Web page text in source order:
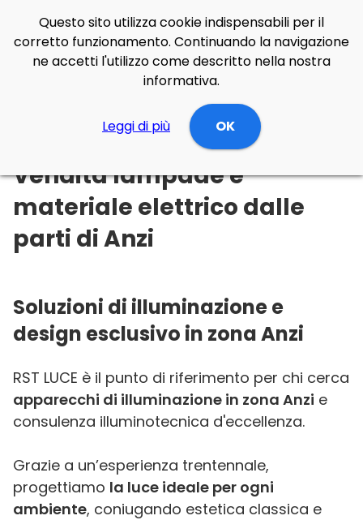
Illuminazione Online Basilicata Potenza
Vendita lampade e
materiale elettrico dalle
parti di Anzi
Soluzioni di illuminazione e
design esclusivo in zona Anzi
RST LUCE è il punto di riferimento per chi cerca
apparecchi di illuminazione in zona Anzi e
consulenza illuminotecnica d'eccellenza.
Grazie a un’esperienza trentennale,
progettiamo la luce ideale per ogni
ambiente, coniugando estetica classica e
Questo sito utilizza cookie indispensabili per il
corretto funzionamento. Continuando la navigazione
ne accetti l'utilizzo come descritto nella nostra
informativa.
Leggi di più OK